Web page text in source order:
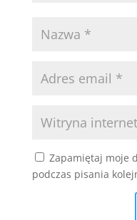
Zapamiętaj moje
podczas pisania